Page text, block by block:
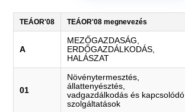
TEÁOR'08 TEÁOR'08 megnevezés
A
MEZŐGAZDASÁG,
ERDŐGAZDÁLKODÁS,
HALÁSZAT
01
Növénytermesztés,
állattenyésztés,
vadgazdálkodás és kapcsolódó
szolgáltatások